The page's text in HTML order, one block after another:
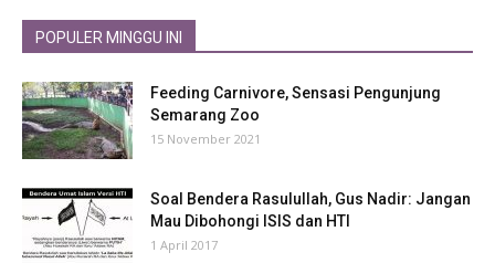
POPULER MINGGU INI
Feeding Carnivore, Sensasi Pengunjung
Semarang Zoo
15 November 2021
Soal Bendera Rasulullah, Gus Nadir: Jangan
Mau Dibohongi ISIS dan HTI
1 April 2017